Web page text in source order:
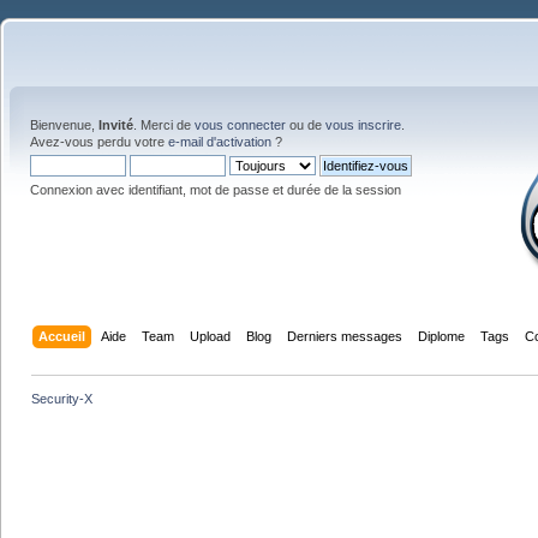
Bienvenue, Invité . Merci de vous connecter ou de vous inscrire
Avez-vous perdu votre e-mail d'activation ?
Connexion avec identifiant, mot de passe et durée de la session
Accueil Aide Team Upload Blog Derniers messages Diplome Tags
Security-X